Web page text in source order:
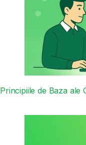
Principiile de Baza